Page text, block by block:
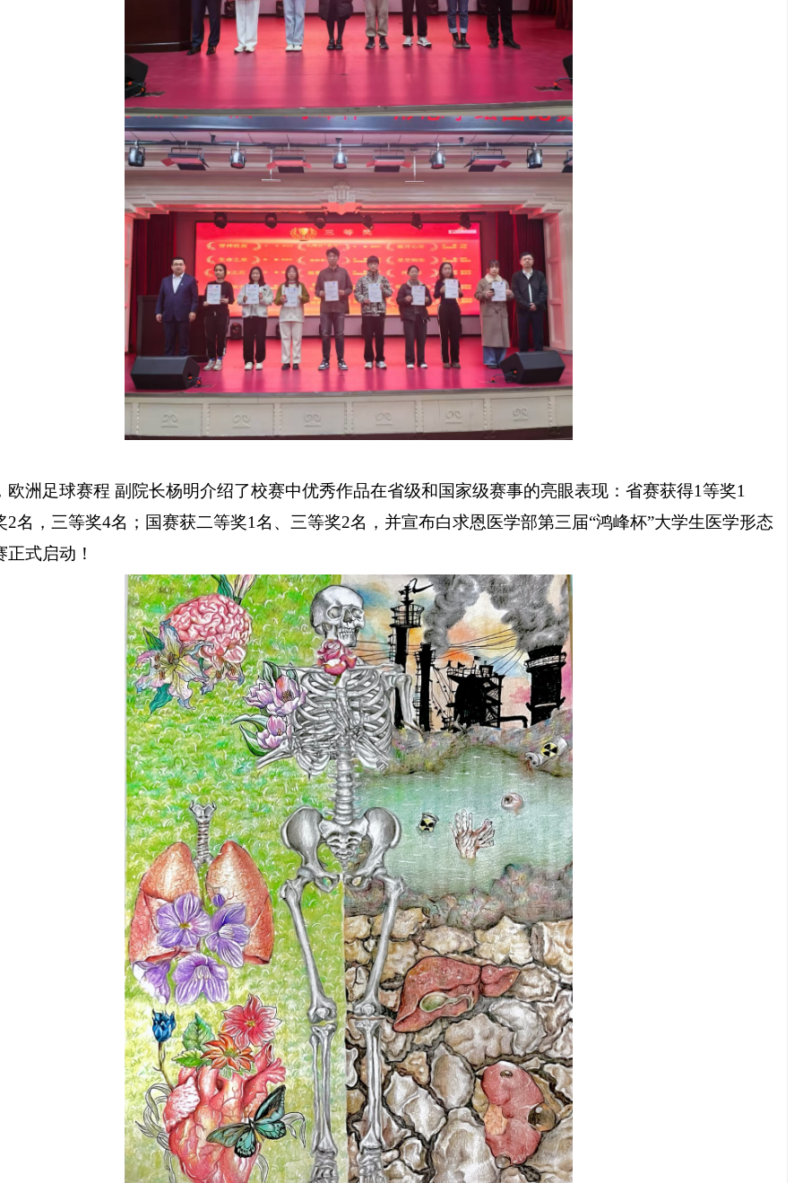
欧洲足球赛程 副院长杨明介绍了校赛中优秀作品在省级和国家级赛事的亮眼表现：省赛获得1等奖1
2名，三等奖4名；国赛获二等奖1名、三等奖2名，并宣布白求恩医学部第三届“鸿峰杯”大学生医学形态
式启动！